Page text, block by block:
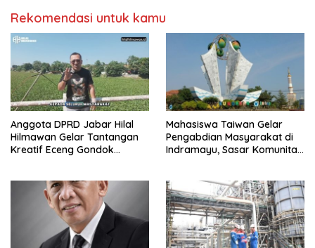
Rekomendasi untuk kamu
Anggota DPRD Jabar Hilal
Hilmawan Gelar Tantangan
Kreatif Eceng Gondok
Mahasiswa Taiwan Gelar
Pengabdian Masyarakat di
Indramayu, Sasar Komunitas